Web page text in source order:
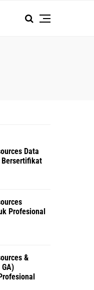
Data
Profesional
&